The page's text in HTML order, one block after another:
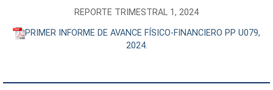
REPORTE TRIMESTRAL 1, 2024
PRIMER INFORME DE AVANCE FÍSICO-FINANCIERO PP U079,
2024.